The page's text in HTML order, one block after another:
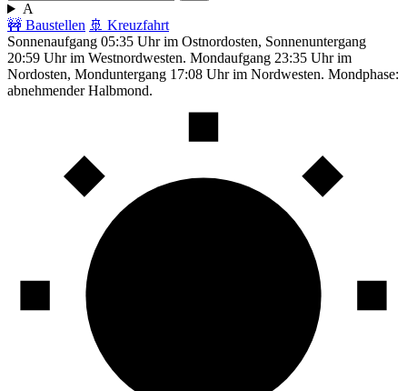
A
🚧 Baustellen 🚢 Kreuzfahrt
Sonnenaufgang 05:35 Uhr im Ostnordosten, Sonnenuntergang
20:59 Uhr im Westnordwesten. Mondaufgang 23:35 Uhr im
Nordosten, Monduntergang 17:08 Uhr im Nordwesten. Mondphase:
abnehmender Halbmond.